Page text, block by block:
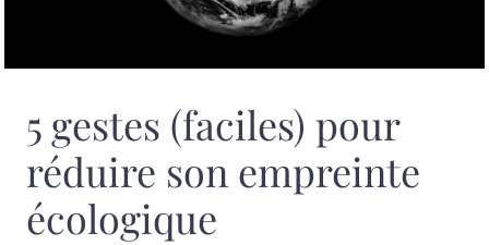
5 gestes (faciles) pour
réduire son empreinte
écologique